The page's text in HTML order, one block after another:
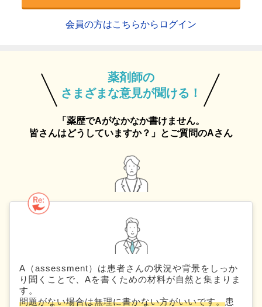
会員の方はこちらからログイン
薬剤師の
さまざまな意見が聞ける！
「薬歴でAがなかなか書けません。
皆さんはどうしていますか？」とご質問のAさん
A（assessment）は患者さんの状況や背景をしっか
り聞くことで、Aを書くための材料が自然と集まりま
す。
問題がない場合は無理に書かない方がいいです。患